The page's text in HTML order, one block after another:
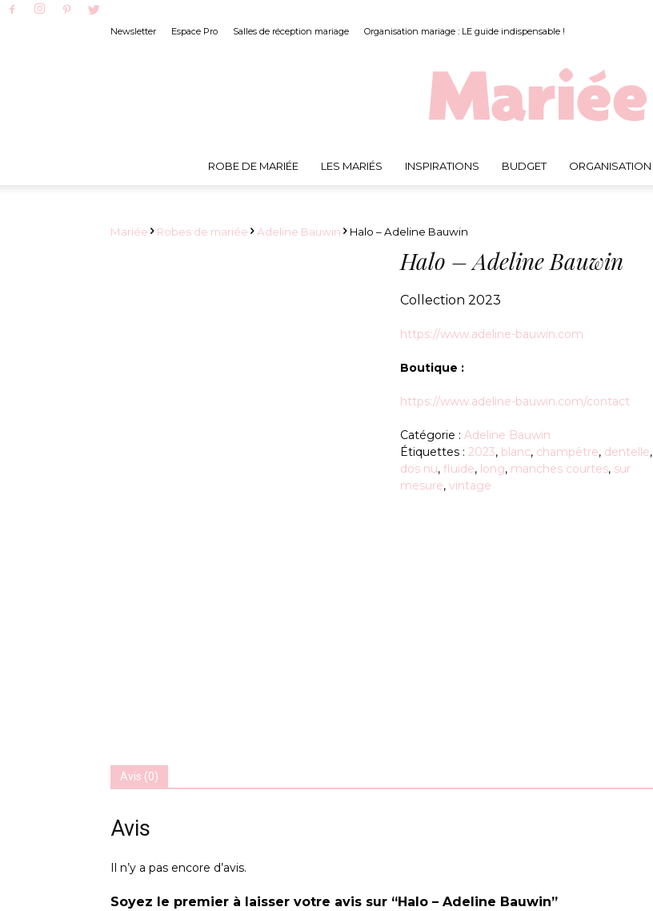
Newsletter Espace Pro Salles de réception mariage Organisation mariage : LE guide indispensable !
ROBE DE MARIÉE LES MARIÉS INSPIRATIONS BUDGET ORGANISATION
Mariée Robes de mariée Adeline Bauwin Halo – Adeline Bauwin
Halo – Adeline Bauwin
Collection 2023
https://www.adeline-bauwin.com
Boutique :
https://www.adeline-bauwin.com/contact
Catégorie : Adeline Bauwin
Étiquettes : 2023, blanc, champêtre, dentelle,
dos nu, fluide, long, manches courtes, sur
mesure, vintage
Avis (0)
Avis
Il n’y a pas encore d’avis.
Soyez le premier à laisser votre avis sur “Halo – Adeline Bauwin”